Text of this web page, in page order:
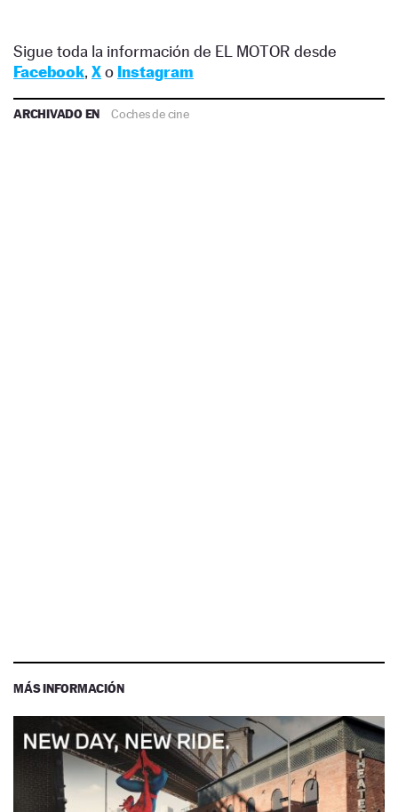
Sigue toda la información de EL MOTOR desde
Facebook, Xo Instagram
ARCHIVADO EN Coches de cine
MÁS INFORMACIÓN